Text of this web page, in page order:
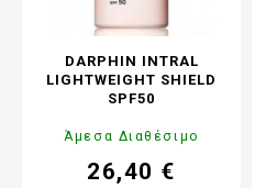
DARPHIN INTRAL
LIGHTWEIGHT SHIELD
SPF50
Άμεσα Διαθέσιμο
Τιμή
26,40 €